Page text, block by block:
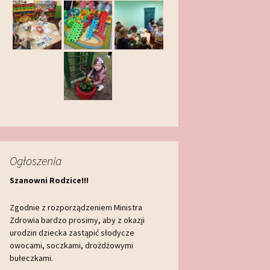
Ogłoszenia
Szanowni Rodzice!!!
Zgodnie z rozporządzeniem Ministra
Zdrowia bardzo prosimy, aby z okazji
urodzin dziecka zastąpić słodycze
owocami, soczkami, drożdżowymi
bułeczkami.